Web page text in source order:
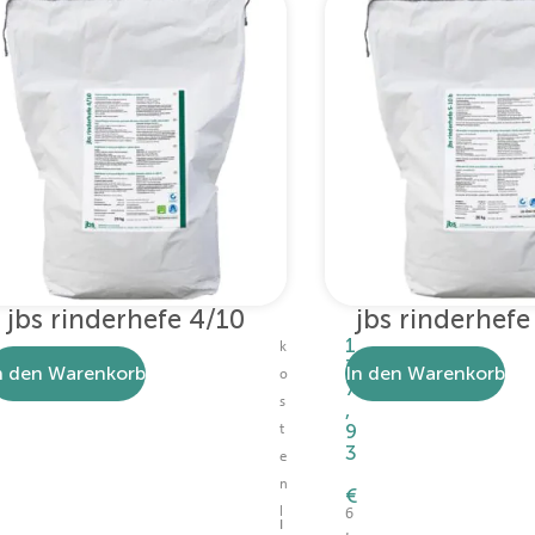
jbs rinderhefe 4/10
den Warenkorb
k
o
s
t
e
n
jbs
1
3
7
,
9
3
€
6
,
In den Warenkorb